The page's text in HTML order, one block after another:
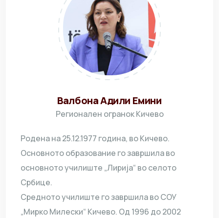
Валбона Адили Емини
Регионален огранок Кичево
Родена на 25.12.1977 година, во Кичево.
Основното образование го завршила во
основното училиште „Лирија“ во селото
Србице.
Средното училиште го завршила во СОУ
„Мирко Милески“ Кичево. Од 1996 до 2002